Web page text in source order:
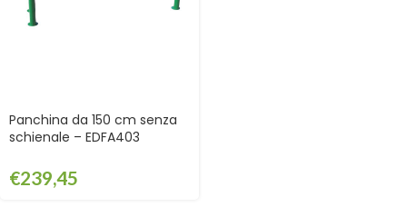
Panchina da 150 cm senza
schienale – EDFA403
€239,45